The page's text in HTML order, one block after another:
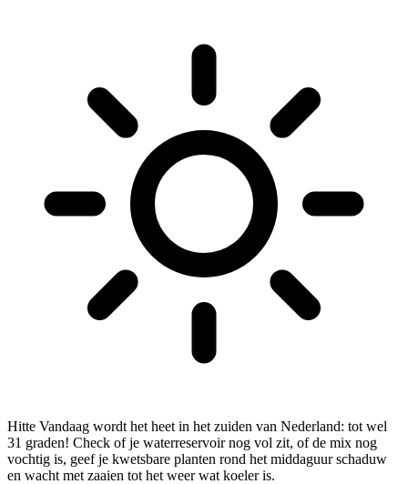
Hitte Vandaag wordt het heet in het zuiden van Nederland: tot wel
31 graden! Check of je waterreservoir nog vol zit, of de mix nog
vochtig is, geef je kwetsbare planten rond het middaguur schaduw
en wacht met zaaien tot het weer wat koeler is.